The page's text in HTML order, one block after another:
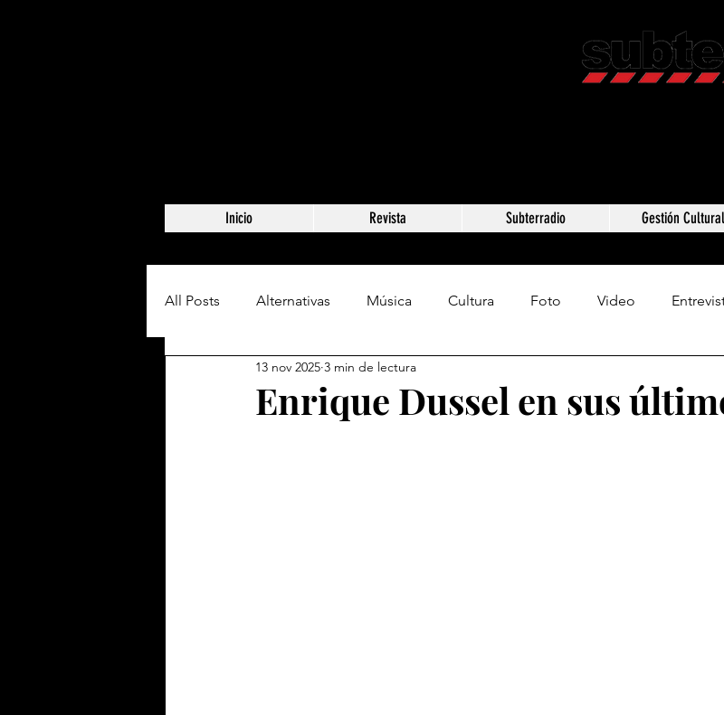
Inicio Revista Subterradio Gestión Cultural
All Posts Alternativas Música Cultura Foto Video
Enrique Dussel en sus
13 nov 2025 3 min de lectura